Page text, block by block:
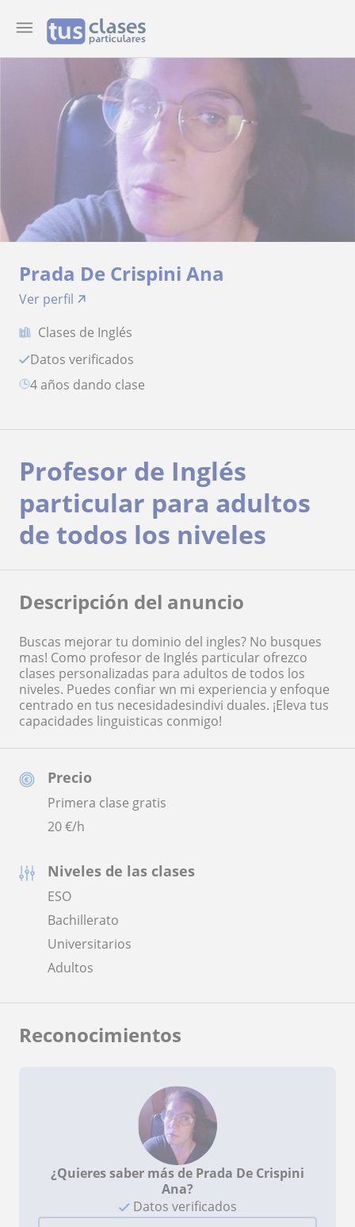
Prada De Crispini Ana
Ver perfil
Clases de Inglés
Datos verificados
4 años dando clase
Precio
Primera clase gratis
20€/h
Niveles de las clases
ESO
Bachillerato
Universitarios
Adultos
Profesor de Inglés
particular para adultos
de todos los niveles
Descripción del anuncio
Buscas mejorar tu dominio del ingles? No busques
mas! Como profesor de Inglés particular ofrezco
clases personalizadas para adultos de todos los
niveles. Puedes confiar wn mi experiencia y enfoque
centrado en tus necesidadesindivi duales. ¡Eleva tus
capacidades linguisticas conmigo!
Reconocimientos
¿Quieres saber más de Prada De Crispini
Ana?
Datos verificados